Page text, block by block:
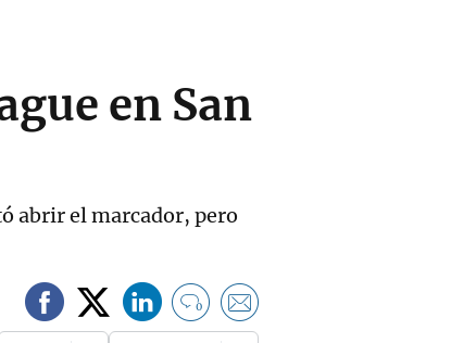
en San
abrir el marcador, pero
0